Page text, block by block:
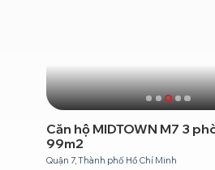
Căn hộ MIDTOWN M7 3
99m2
Quận 7, Thành phố Hồ Chí Minh